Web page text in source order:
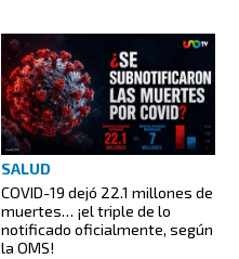
SALUD
COVID-19 dejó 22.1 millones de
muertes… ¡el triple de lo
notificado oficialmente, según
la OMS!